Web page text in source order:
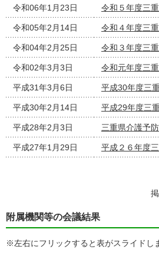
令和06年1月23日 令和５年度三
令和05年2月14日 令和４年度三
令和04年2月25日 令和３年度三
令和02年3月3日 令和元年度三
平成31年3月6日 平成30年度三
平成30年2月14日 平成29年度三
平成28年2月3日 三重県介護予
平成27年1月29日 平成２６年度
附属機関等の会議結果
※左右にフリックすると表がスライドし